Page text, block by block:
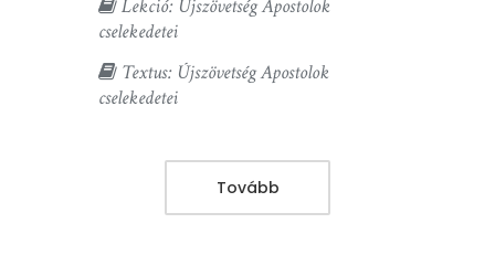
Lekció: Újszövetség Apostolok
cselekedetei
Textus: Újszövetség Apostolok
cselekedetei
Tovább